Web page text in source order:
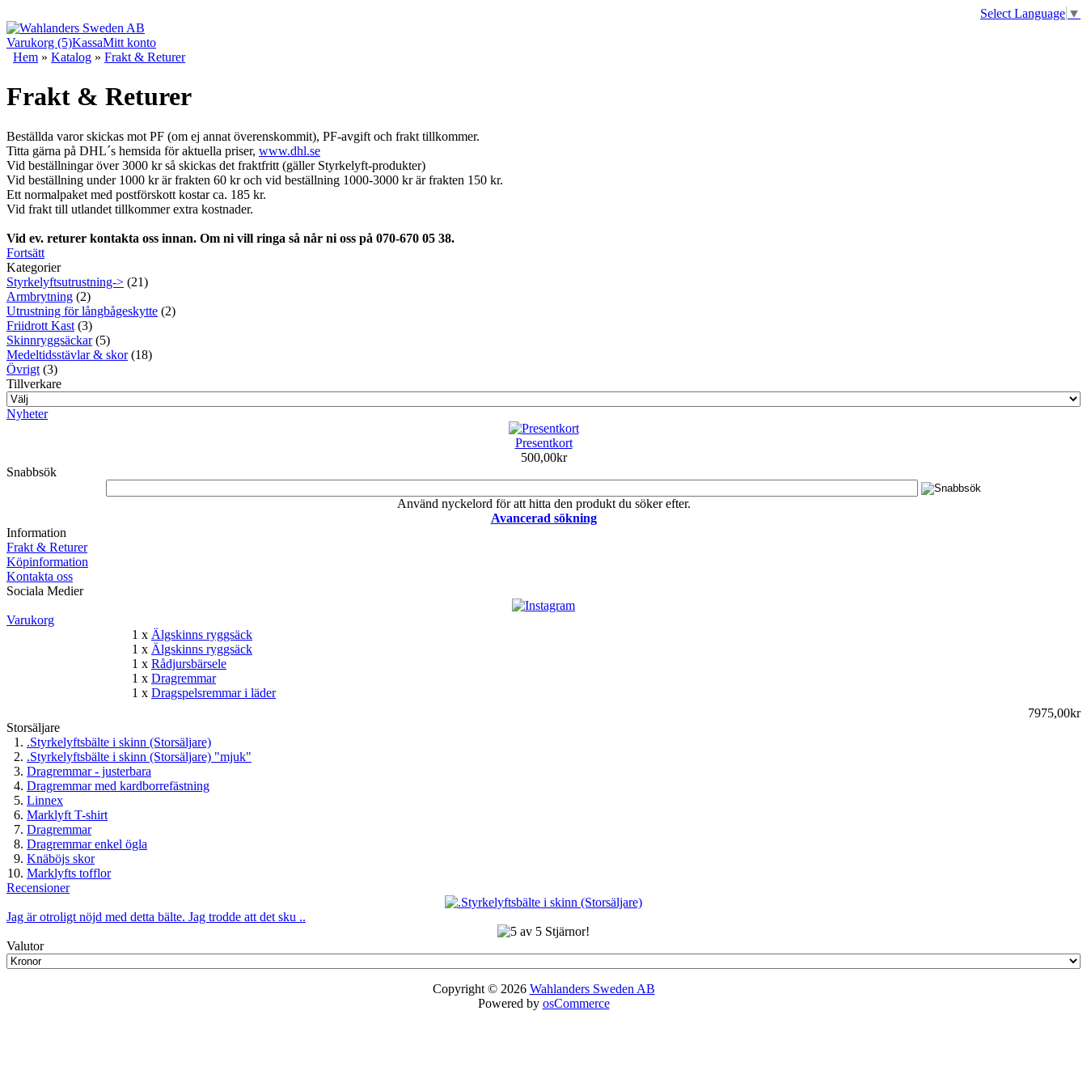
Select Language ▼
Varukorg (5)KassaMitt konto
Hem » Katalog » Frakt & Returer
Frakt & Returer
Beställda varor skickas mot PF (om ej annat överenskommit), PF-avgift och frakt tillkommer.
Titta gärna på DHL´s hemsida för aktuella priser, www.dhl.se
Vid beställningar över 3000 kr så skickas det fraktfritt (gäller Styrkelyft-produkter)
Vid beställning under 1000 kr är frakten 60 kr och vid beställning 1000-3000 kr är frakten 150 kr.
Ett normalpaket med postförskott kostar ca. 185 kr.
Vid frakt till utlandet tillkommer extra kostnader.
Vid ev. returer kontakta oss innan. Om ni vill ringa så når ni oss på 070-670 05 38.
Fortsätt
Kategorier
Styrkelyftsutrustning-> (21)
Armbrytning (2)
Utrustning för långbågeskytte (2)
Friidrott Kast (3)
Skinnryggsäckar(5)
Medeltidsstävlar & skor(18)
Övrigt (3)
Tillverkare
Nyheter
Presentkort
500,00kr
Snabbsök
Använd nyckelord för att hitta den produkt du söker efter.
Avancerad sökning
Information
Frakt & Returer
Köpinformation
Kontakta oss
Sociala Medier
Varukorg
1 x Älgskinns ryggsäck
1 x Älgskinns ryggsäck
1 x Rådjursbärsele
1 x Dragremmar
1 x Dragspelsremmar i läder
7975,00kr
Storsäljare
.Styrkelyftsbälte i skinn (Storsäljare)
.Styrkelyftsbälte i skinn (Storsäljare) "mjuk"
Dragremmar - justerbara
Dragremmar med kardborrefästning
Linnex
Marklyft T-shirt
Dragremmar
Dragremmar enkel ögla
Knäböjs skor
Marklyfts tofflor
Recensioner
Jag är otroligt nöjd med detta bälte. Jag trodde att det sku ..
Valutor
Copyright © 2026 Wahlanders Sweden AB
Powered by osCommerce